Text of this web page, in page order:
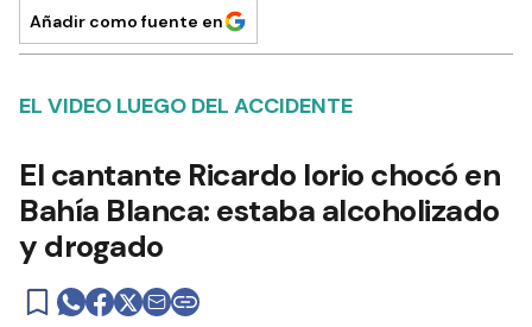
Añadir como fuente en
EL VIDEO LUEGO DEL ACCIDENTE
El cantante Ricardo Iorio chocó en
Bahía Blanca: estaba alcoholizado
y drogado